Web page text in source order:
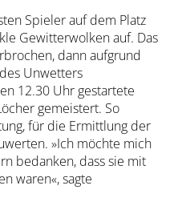
Spieler auf dem Platz
Gewitterwolken auf. Das
dann aufgrund
Unwetters
12.30 Uhr gestartete
gemeistert. So
für die Ermittlung der
»Ich möchte mich
bedanken, dass sie mit
waren«, sagte